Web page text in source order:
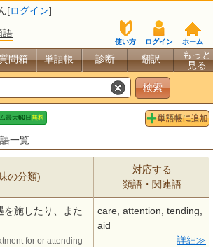
[ログイン]
語
ホーム
ログイン
使い方
問箱 単語帳 診断 翻訳
もっと
見る
一覧
の分類)
対応する
類語・関連語
施したり、また
for or attending
care, attention, tending,
aid
詳細